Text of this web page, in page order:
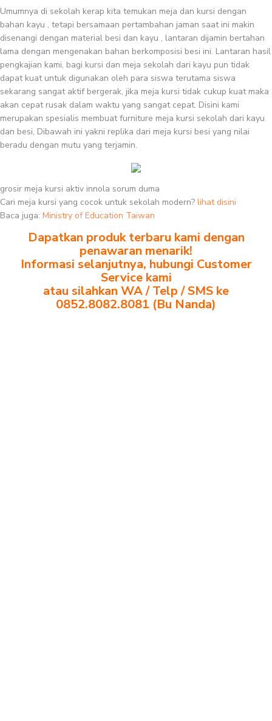
Umumnya di sekolah kerap kita temukan meja dan kursi dengan
bahan kayu , tetapi bersamaan pertambahan jaman saat ini makin
disenangi dengan material besi dan kayu , lantaran dijamin bertahan
lama dengan mengenakan bahan berkomposisi besi ini. Lantaran hasil
pengkajian kami, bagi kursi dan meja sekolah dari kayu pun tidak
dapat kuat untuk digunakan oleh para siswa terutama siswa
sekarang sangat aktif bergerak, jika meja kursi tidak cukup kuat maka
akan cepat rusak dalam waktu yang sangat cepat. Disini kami
merupakan spesialis membuat furniture meja kursi sekolah dari kayu
dan besi, Dibawah ini yakni replika dari meja kursi besi yang nilai
beradu dengan mutu yang terjamin.
grosir meja kursi aktiv innola sorum duma
Cari meja kursi yang cocok untuk sekolah modern? lihat disini
Baca juga: Ministry of Education Taiwan
Dapatkan produk terbaru kami dengan
penawaran menarik!
Informasi selanjutnya, hubungi Customer
Service kami
atau silahkan WA / Telp / SMS ke
0852.8082.8081 (Bu Nanda)